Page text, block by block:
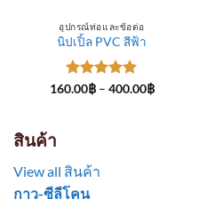
อุปกรณ์ท่อและข้อต่อ
นิปเปิ้ล PVC สีฟ้า
ให้คะแนน
160.00฿ – 400.00฿Price
สินค้า
View all สินค้า
กาว-ซีลีโคน